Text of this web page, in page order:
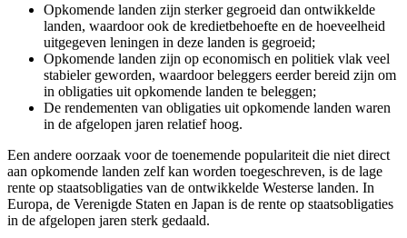
Opkomende landen zijn sterker gegroeid dan ontwikkelde
landen, waardoor ook de kredietbehoefte en de hoeveelheid
uitgegeven leningen in deze landen is gegroeid;
Opkomende landen zijn op economisch en politiek vlak veel
stabieler geworden, waardoor beleggers eerder bereid zijn om
in obligaties uit opkomende landen te beleggen;
De rendementen van obligaties uit opkomende landen waren
in de afgelopen jaren relatief hoog.
Een andere oorzaak voor de toenemende populariteit die niet direct
aan opkomende landen zelf kan worden toegeschreven, is de lage
rente op staatsobligaties van de ontwikkelde Westerse landen. In
Europa, de Verenigde Staten en Japan is de rente op staatsobligaties
in de afgelopen jaren sterk gedaald.